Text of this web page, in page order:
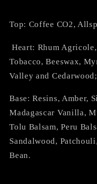
Top: Coffee CO2,
Heart: Rhum
Tobacco, Beeswax,
Valley and Cedarwood;
Base: Resins, Amber,
Madagascar Vanilla,
Tolu Balsam, Peru
Sandalwood,
Bean.